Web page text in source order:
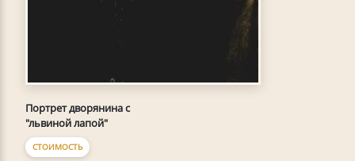
Портрет дворянина с
"львиной лапой"
СТОИМОСТЬ